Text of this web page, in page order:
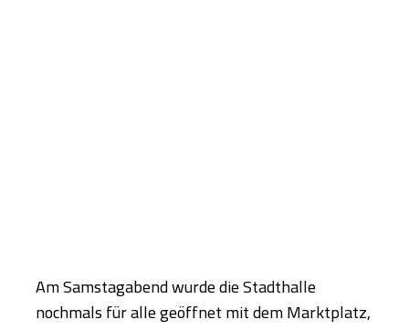
Am Samstagabend wurde die Stadthalle
nochmals für alle geöffnet mit dem Marktplatz,